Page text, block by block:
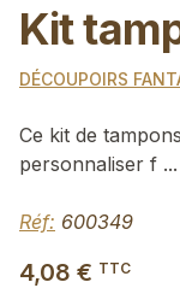
Kit
DÉCOUPOIRS
Ce kit de
personnaliser f ...
Réf: 600349
4,08 € TTC